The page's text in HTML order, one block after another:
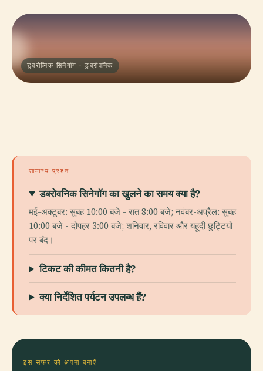
डुबरोव्निक सिनेगॉग · डुब्रोवनिक
सामान्य प्रश्न
डबरोवनिक सिनेगॉग का खुलने का समय क्या है?
मई-अक्टूबर: सुबह 10:00 बजे - रात 8:00 बजे; नवंबर-अप्रैल: सुबह
10:00 बजे - दोपहर 3:00 बजे; शनिवार, रविवार और यहूदी छुट्टियों
पर बंद।
टिकट की कीमत कितनी है?
क्या निर्देशित पर्यटन उपलब्ध हैं?
इस सफर को अपना बनाएँ